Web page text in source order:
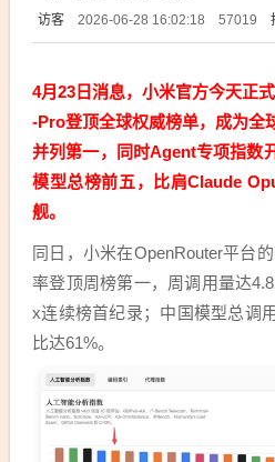
访客 2026-06-28 16:02:18 57019
4月23日消息，小米官方今天正
-Pro登顶全球权威榜单，成为全
并列第一，同时Agent专项指数
模型总榜前五，比肩Claude
舰。
同日，小米在OpenRouter平台
率登顶周榜第一，周调用量达
x连续榜首纪录；中国模型总调
比达61%。